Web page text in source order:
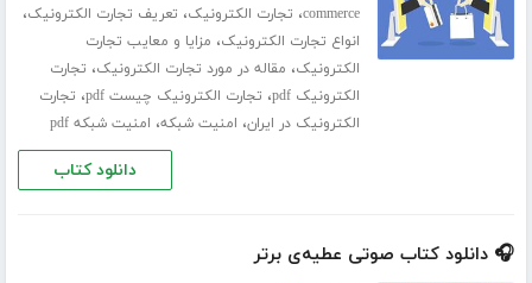
commerce، تجارت الکترونیک، تعریف تجارت الکترونیک،
انواع تجارت الکترونیک، مزایا و معایب تجارت
الکترونیک، مقاله در مورد تجارت الکترونیک، تجارت
الکترونیک pdf
، تجارت الکترونیک چیست pdf ، تجارت
الکترونیک در ایران، امنیت شبکه، امنیت شبکه pdf
دانلود کتاب
🎧 دانلود کتاب صوتی عطیه‌ی برتر